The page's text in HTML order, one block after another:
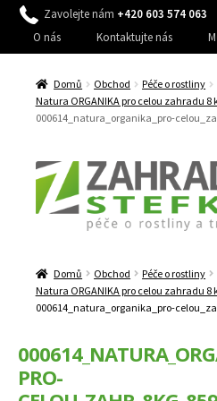
Zavolejte nám +420 603 574 063
O nás
Kontaktujte nás
Domů Obchod Péče o rostliny
Natura ORGANIKA pro celou zahradu 8
000614_natura_organika_pro-
Přeskočit
na
navigaci
Přejít
k
obsahu
Péče o trávník, stromy a keře
Zavlažování
Dům a zahrada
Domů Obchod Péče o rostliny
Natura ORGANIKA pro celou zahradu 8
000614_natura_organika_pro-
PRO-